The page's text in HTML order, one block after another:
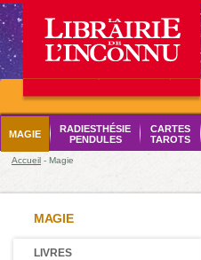
MAGIE
RADIESTHÉSIE
PENDULES
CARTES
TAROTS
Accueil - Magie
MAGIE
LIVRES